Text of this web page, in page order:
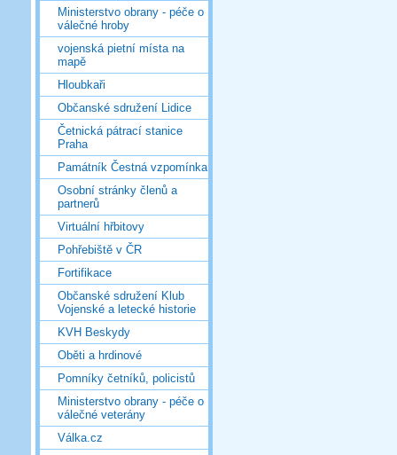
Ministerstvo obrany - péče o
válečné hroby
vojenská pietní místa na
mapě
Hloubkaři
Občanské sdružení Lidice
Četnická pátrací stanice
Praha
Památník Čestná vzpomínka
Osobní stránky členů a
partnerů
Virtuální hřbitovy
Pohřebiště v ČR
Fortifikace
Občanské sdružení Klub
Vojenské a letecké historie
KVH Beskydy
Oběti a hrdinové
Pomníky četníků, policistů
Ministerstvo obrany - péče o
válečné veterány
Válka.cz